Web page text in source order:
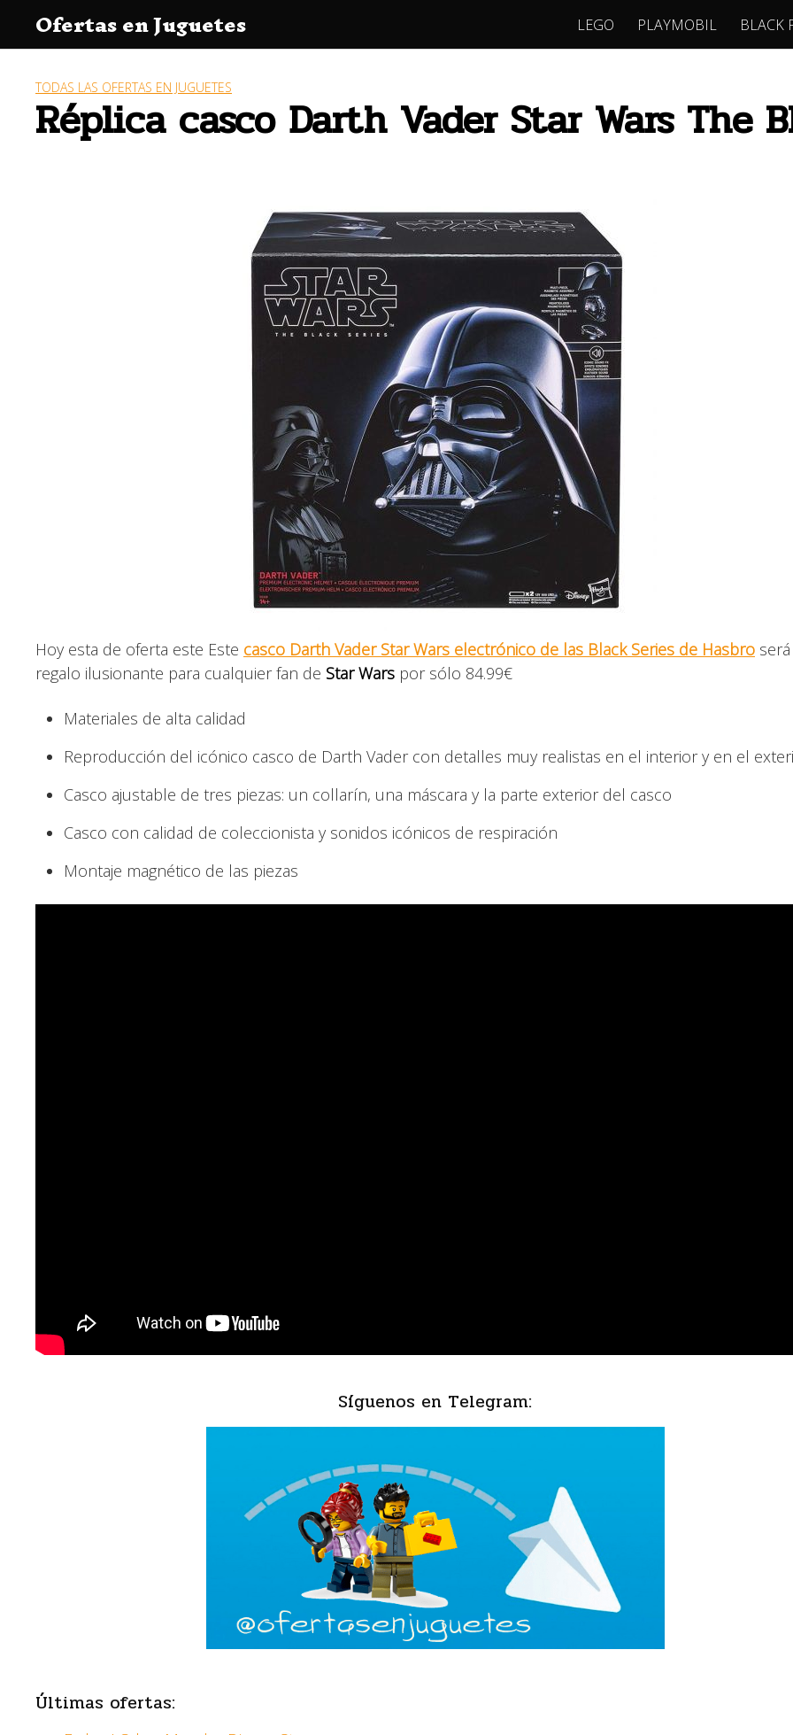
contenido
Ofertas en Juguetes LEGO PLAYMOBIL BLACK
TODAS LAS OFERTAS EN JUGUETES
Réplica casco Darth Vader Star Wars The
Hoy esta de oferta este Este casco Darth Vader Star Wars electrónico de las Black Series de Hasbro
regalo ilusionante para cualquier fan de Star Wars por sólo 84.99€
Materiales de alta calidad
Reproducción del icónico casco de Darth Vader con detalles muy realistas en el interior y en el
Casco ajustable de tres piezas: un collarín, una máscara y la parte exterior del casco
Casco con calidad de coleccionista y sonidos icónicos de respiración
Montaje magnético de las piezas
Síguenos en Telegram:
Últimas ofertas: